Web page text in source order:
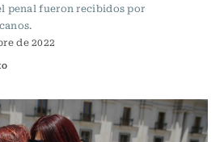
penal fueron recibidos por
de 2022